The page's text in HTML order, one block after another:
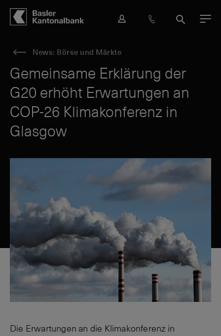
Hauptbereich
Inhalt
navigation
Suche
M
L
i
n
H
&
K
o
n
S
News: Börse und Märkte
Gemeinsame Erklärung der
G20 erhöht Erwartungen an
COP-26 Klimakonferenz in
Glasgow
Die Erwartungen an die Klimakonferenz in